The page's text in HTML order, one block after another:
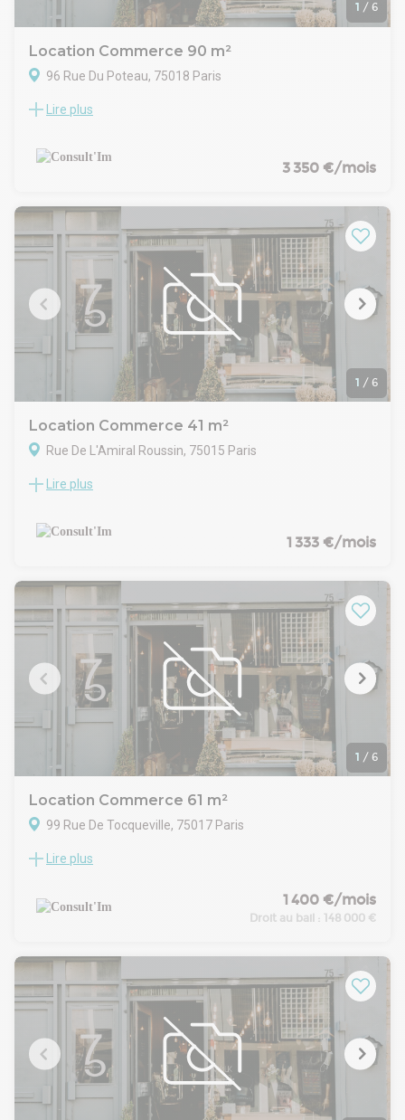
1 / 6
Location Commerce 90 m²
96 Rue Du Poteau, 75018 Paris
M° Porte de clignancourt, dans un immeuble de standing, à
CARACTERISTIQUES DE L'OFFRE
Au RDC: 65 m2
Une cuisine toute équipée
Extraction 400 m
Sous sol: 25 m2
Espace de stockage
CONDITIONS FINANCIERES
Bail : 3/6/9 ans
Cession de droit au bail : Nous contacter
Loyer mensuel : 3 350 € HT HC
Disponibilité : Après accord
Lire plus
3 350 €/mois
1 / 6
Location Commerce 41 m²
Rue De L'Amiral Roussin, 75015 Paris
Belle boutique de 41 m² avec large vitrine dans un secteur
CARACTERISTIQUES DE L'OFFRE
RDC : 27,40 m²
Sanitaire
Sous-sol : 14 m²
Espace stockage ouvert
CONDITIONS FINANCIERES
Bail : 3/6/9 ans
Loyer mensuel : 1 333 € HT HC
Disponibilité : Après accord
Lire plus
1 333 €/mois
1 / 6
Location Commerce 61 m²
99 Rue De Tocqueville, 75017 Paris
M° Wagram, dans un immeuble de standing, à louer une
CARACTERISTIQUES DE L'OFFRE
À deux pas des commerces et des bureaux, découvrez ce
restauration et ses prestations de qualité en font un
établissement prêt à exploiter.
Il dispose d'une cuisine équipée avec hotte à charbon actif
ainsi que d'une cave de 18 m², idéale pour le stockage.
Cave de 18 m²
Cuisine équipée avec hotte à charbon actif
Aucun travaux à prévoir
Décoration soignée et contemporaine
Emplacement recherché dans le 17 eme arrondissement
Lire plus
1 400 €/mois
Droit au bail : 148 000 €